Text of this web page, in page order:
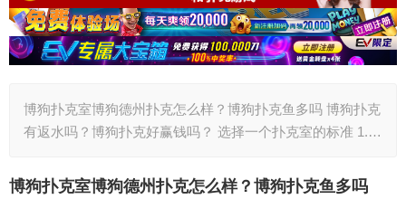
博狗扑克室博狗德州扑克怎么样？博狗扑克鱼多吗 博狗扑克
有返水吗？博狗扑克好赢钱吗？ 选择一个扑克室的标准 1.…
博狗扑克室博狗德州扑克怎么样？博狗扑克鱼多吗